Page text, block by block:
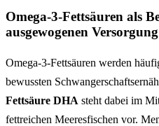
Omega-3-Fettsäuren als
ausgewogenen Versorgung
Omega-3-Fettsäuren werden
bewussten
Fettsäure DHA steht dabei im
fettreichen Meeresfischen vor.